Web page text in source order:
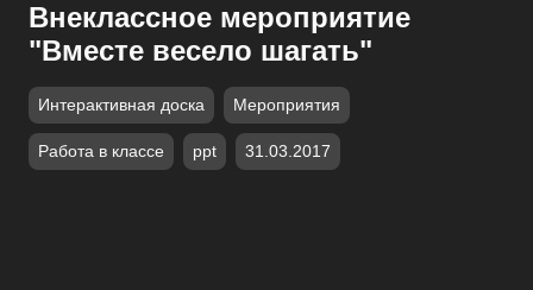
Внеклассное мероприятие
"Вместе весело шагать"
Интерактивная доска Мероприятия
Работа в классе ppt 31.03.2017